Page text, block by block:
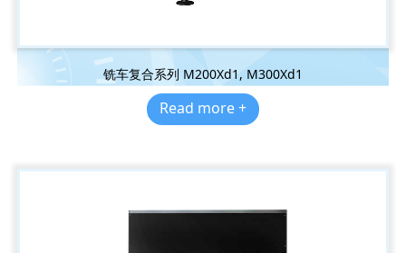
铣车复合系列 M200Xd1, M300Xd1
Read more +